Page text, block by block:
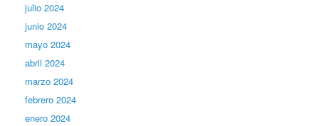
julio 2024
junio 2024
mayo 2024
abril 2024
marzo 2024
febrero 2024
enero 2024